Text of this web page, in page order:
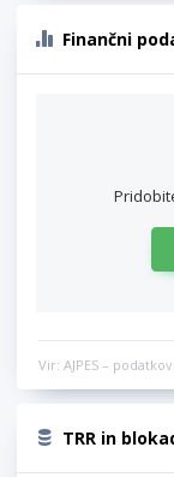
Finančni
Vir: AJPES –
TRR in